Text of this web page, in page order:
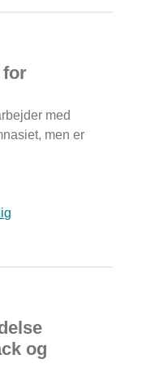
for
med
men er
og